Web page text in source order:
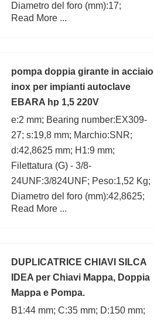
Diametro del foro (mm):17;
Read More ...
pompa doppia girante in acciaio
inox per impianti autoclave
EBARA hp 1,5 220V
e:2 mm; Bearing number:EX309-
27; s:19,8 mm; Marchio:SNR;
d:42,8625 mm; H1:9 mm;
Filettatura (G) - 3/8-
24UNF:3/824UNF; Peso:1,52 Kg;
Diametro del foro (mm):42,8625;
Larghezza (mm):58,7;
Read More ...
DUPLICATRICE CHIAVI SILCA
IDEA per Chiavi Mappa, Doppia
Mappa e Pompa.
B1:44 mm; C:35 mm; D:150 mm;